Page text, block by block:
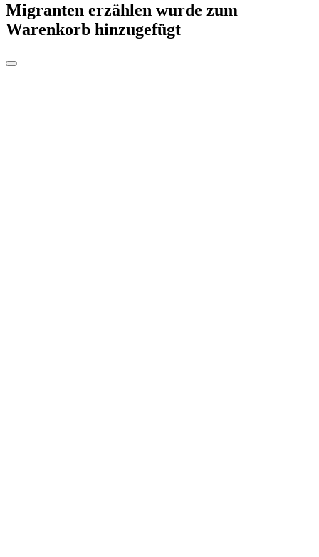
Migranten erzählen wurde zum
Warenkorb hinzugefügt